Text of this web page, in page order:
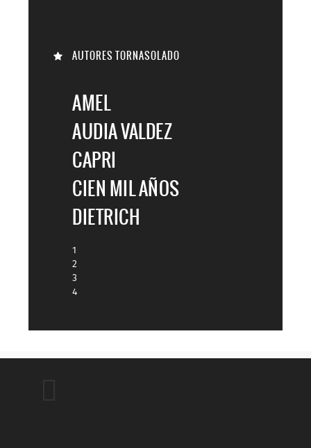
AUTORES TORNASOLADO
AMEL
AUDIA VALDEZ
CAPRI
CIEN MIL AÑOS
DIETRICH
1
2
3
4